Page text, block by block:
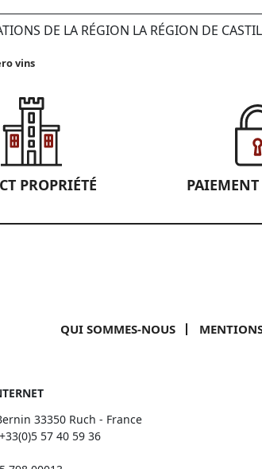
DE LA RÉGION LA RÉGION DE
vins
PROPRIÉTÉ PAIEMENT
QUI SOMMES-NOUS
33350 Ruch - France
+33(0)5 57 40 59 36